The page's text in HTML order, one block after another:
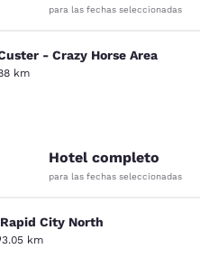
para las fechas seleccionadas
- Crazy Horse
- Crazy Horse Area
km
estrellas. Excelente. 568 reseñas
Hotel completo
para las fechas seleccionadas
City North
City North
3.05 km
estrellas. Feria. 28 reseñas